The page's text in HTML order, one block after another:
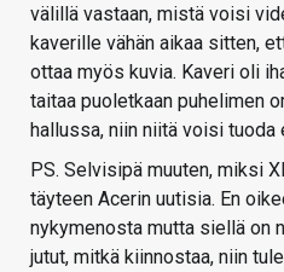
välillä vastaan, mistä voisi
kaverille vähän aikaa sitten,
ottaa myös kuvia. Kaveri oli
taitaa puoletkaan puhelimen
hallussa, niin niitä voisi tuoda
PS. Selvisipä muuten, miksi
täyteen Acerin uutisia. En
nykymenosta mutta siellä on
jutut, mitkä kiinnostaa, niin